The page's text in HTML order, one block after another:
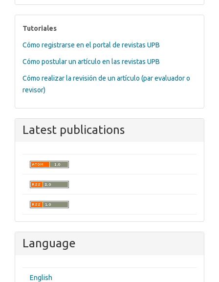
tutoriales
Tutoriales
Cómo registrarse en el portal de revistas UPB
Cómo postular un artículo en las revistas UPB
Cómo realizar la revisión de un artículo (par evaluador o
revisor)
Latest publications
Language
English